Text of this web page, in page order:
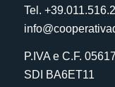
Tel.
P.IVA e C.F.
SDI BA6ET11